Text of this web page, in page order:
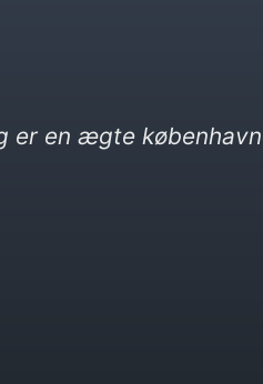
Jeg elsker kebab